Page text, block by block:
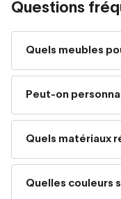
idéaux pour
Meubles
permettent de
pièce.
Que vous
minimalistes,
expert vous guide
Questions
Quels meubles
Peut-on
Quels matériaux
Quelles couleurs